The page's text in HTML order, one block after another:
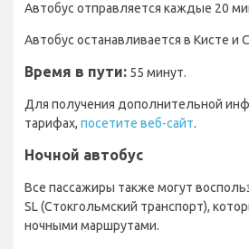
Автобус отправляется каждые 20
Автобус останавливается в Кисте и
Время в пути: 55 минут.
Для получения дополнительной
тарифах, посетите веб-сайт.
Ночной автобус
Все пассажиры также могут
SL (Стокгольмский транспорт),
ночными маршрутами.